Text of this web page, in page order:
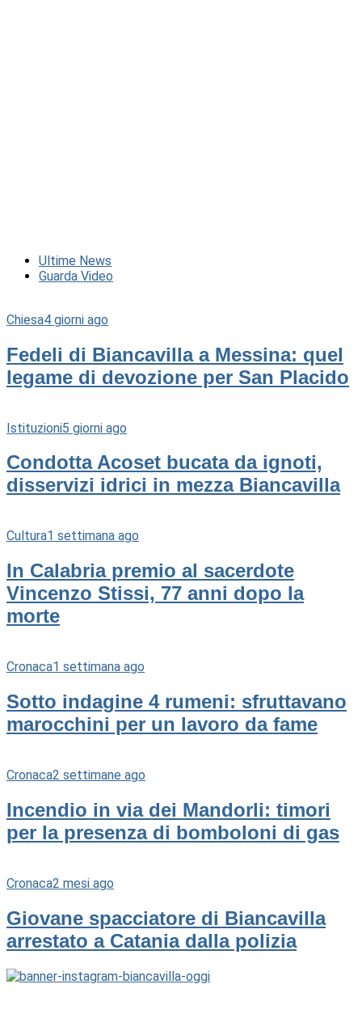
Ultime News
Guarda Video
Chiesa4 giorni ago
Fedeli di Biancavilla a Messina: quel
legame di devozione per San Placido
Istituzioni5 giorni ago
Condotta Acoset bucata da ignoti,
disservizi idrici in mezza Biancavilla
Cultura1 settimana ago
In Calabria premio al sacerdote
Vincenzo Stissi, 77 anni dopo la
morte
Cronaca1 settimana ago
Sotto indagine 4 rumeni: sfruttavano
marocchini per un lavoro da fame
Cronaca2 settimane ago
Incendio in via dei Mandorli: timori
per la presenza di bomboloni di gas
Cronaca2 mesi ago
Giovane spacciatore di Biancavilla
arrestato a Catania dalla polizia